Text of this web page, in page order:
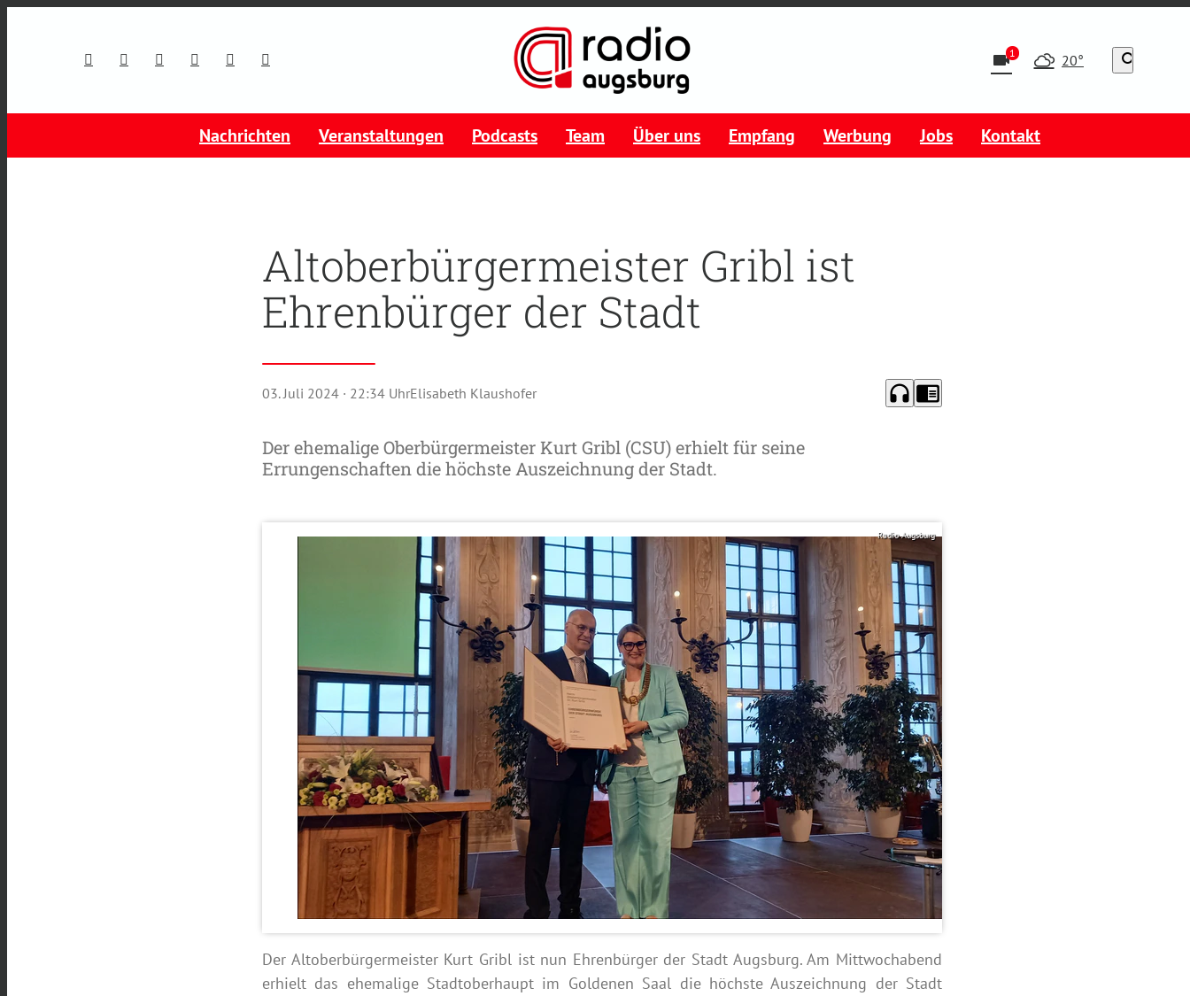
videocam1 20° search
Nachrichten Veranstaltungen Podcasts Team Über uns Empfang Werbung Jobs Kontakt
Altoberbürgermeister Gribl ist
Ehrenbürger der Stadt
03. Juli 2024 · 22:34 UhrElisabeth Klaushofer headphones chrome_reader_mode
Der ehemalige Oberbürgermeister Kurt Gribl (CSU) erhielt für seine
Errungenschaften die höchste Auszeichnung der Stadt.
Radio Augsburg
Der Altoberbürgermeister Kurt Gribl ist nun Ehrenbürger der Stadt Augsburg. Am Mittwochabend
erhielt das ehemalige Stadtoberhaupt im Goldenen Saal die höchste Auszeichnung der Stadt